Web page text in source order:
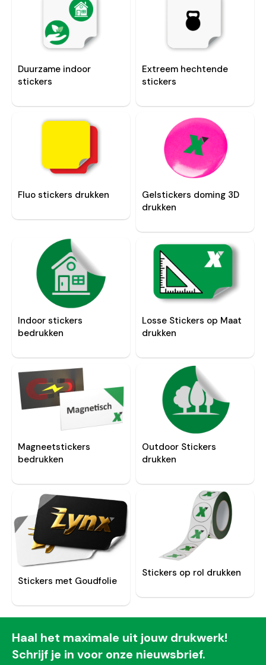
Duurzame indoor
stickers
Extreem hechtende
stickers
Fluo stickers drukken
Gelstickers doming 3D
drukken
Indoor stickers
bedrukken
Losse Stickers op Maat
drukken
Magneetstickers
bedrukken
Outdoor Stickers
drukken
Stickers met Goudfolie
Stickers op rol drukken
Haal het maximale uit jouw drukwerk!
Schrijf je in voor onze nieuwsbrief.